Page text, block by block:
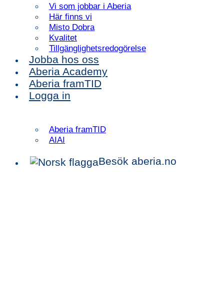
Vi som jobbar i Aberia
Här finns vi
Misto Dobra
Kvalitet
Tillgänglighetsredogörelse
Jobba hos oss
Aberia Academy
Aberia framTID
Logga in
Aberia framTID
AIAI
Besök aberia.no